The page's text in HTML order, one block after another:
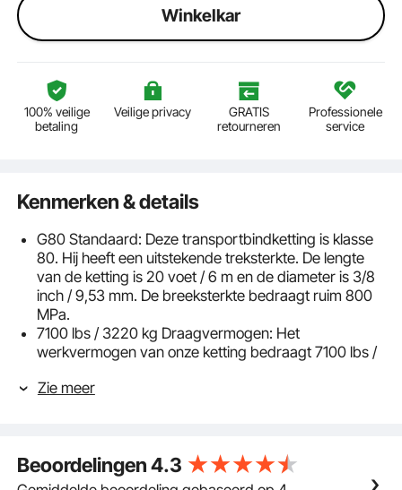
Winkelkar
100% veilige
betaling
Veilige privacy
GRATIS
retourneren
Professionele
service
Kenmerken & details
G80 Standaard: Deze transportbindketting is klasse
80. Hij heeft een uitstekende treksterkte. De lengte
van de ketting is 20 voet / 6 m en de diameter is 3/8
inch / 9,53 mm. De breeksterkte bedraagt ​​ruim 800
MPa.
7100 lbs / 3220 kg Draagvermogen: Het
werkvermogen van onze ketting bedraagt ​​7100 lbs /
betekent dat de grensbelasting vier keer groter is
aan de relevante eisen van de DOT met opgedrukte
markeringen op elke sectie. Het is bestand tegen de
Zie meer
Beoordelingen4.3